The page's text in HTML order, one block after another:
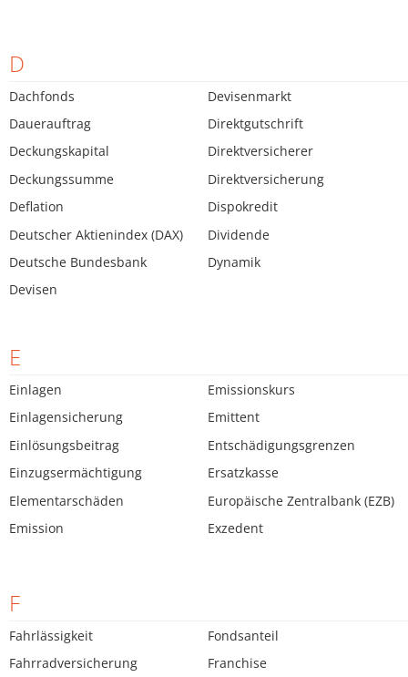
D
Dachfonds
Dauerauftrag
Deckungskapital
Deckungssumme
Deflation
Deutscher Aktienindex (DAX)
Deutsche Bundesbank
Devisen
Devisenmarkt
Direktgutschrift
Direktversicherer
Direktversicherung
Dispokredit
Dividende
Dynamik
E
Einlagen
Einlagensicherung
Einlösungsbeitrag
Einzugsermächtigung
Elementarschäden
Emission
Emissionskurs
Emittent
Entschädigungsgrenzen
Ersatzkasse
Europäische Zentralbank (EZB)
Exzedent
F
Fahrlässigkeit
Fahrradversicherung
Fondsanteil
Franchise